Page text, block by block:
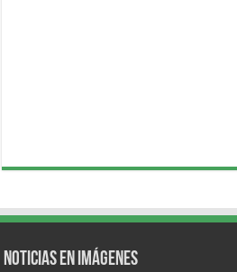
Noticias en Imágenes